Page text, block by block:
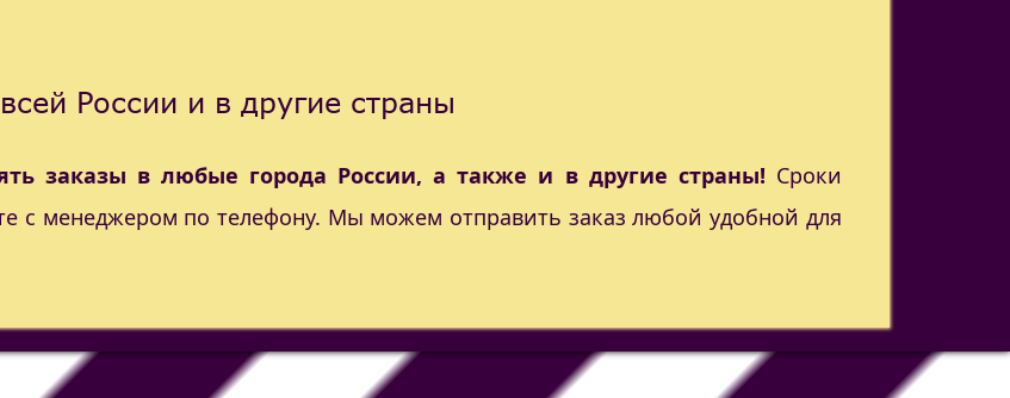
России и в другие страны
заказы в любые города России, а также и в другие страны! Сроки
с менеджером по телефону. Мы можем отправить заказ любой удобной для